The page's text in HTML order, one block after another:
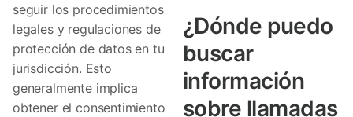
seguir los procedimientos
legales y regulaciones de
protección de datos en tu
jurisdicción. Esto
generalmente implica
obtener el consentimiento
¿Dónde puedo
buscar
información
sobre llamadas